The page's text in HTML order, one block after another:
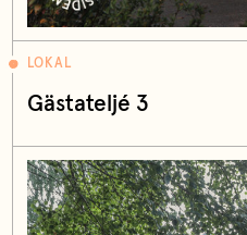
LOKAL
Gästateljé 3